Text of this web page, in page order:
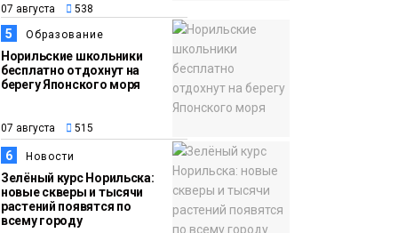
07 августа 538
5 Образование
Норильские школьники
бесплатно отдохнут на
берегу Японского моря
07 августа 515
6 Новости
Зелёный курс Норильска:
новые скверы и тысячи
растений появятся по
всему городу